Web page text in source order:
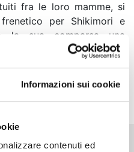
Informazioni sui cookie
contenuti ed
fra le loro mamme, si
per Shikimori e
la sua comparsa una
conoscere molto bene
un’altra persona per
la gita scolastica...